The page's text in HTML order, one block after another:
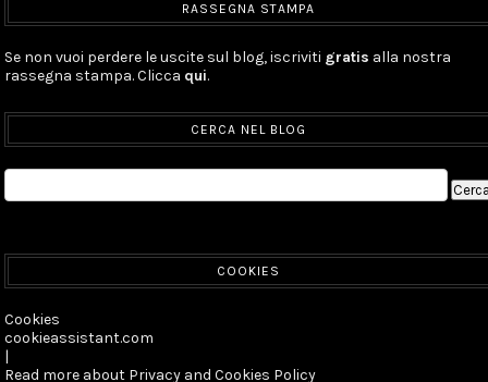
RASSEGNA STAMPA
Se non vuoi perdere le uscite sul blog, iscriviti gratis alla nostra
rassegna stampa. Clicca qui.
CERCA NEL BLOG
COOKIES
Cookies
cookieassistant.com
|
Read more about Privacy and Cookies Policy